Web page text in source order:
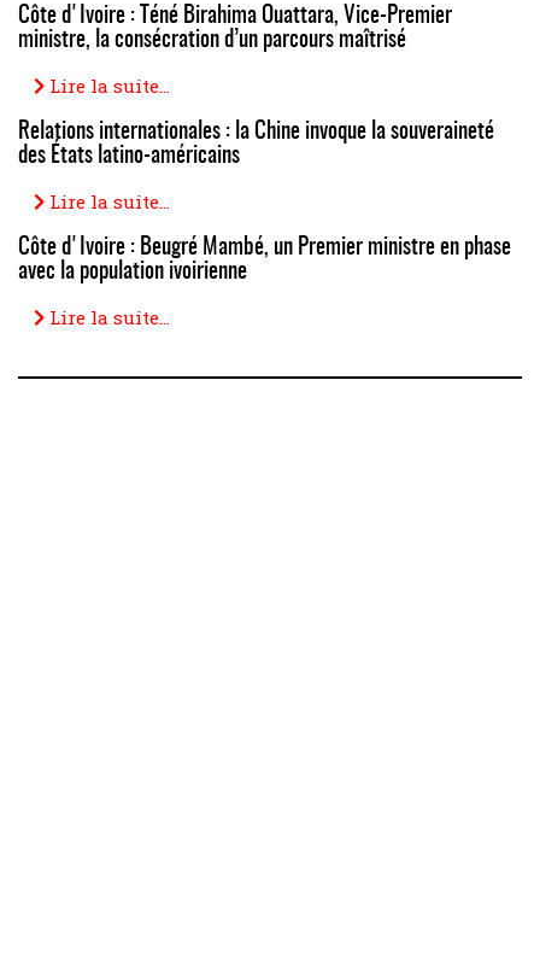
Côte d'Ivoire : Téné Birahima Ouattara, Vice-Premier
ministre, la consécration d’un parcours maîtrisé
Lire la suite...
Relations internationales : la Chine invoque la souveraineté
des États latino-américains
Lire la suite...
Côte d'Ivoire : Beugré Mambé, un Premier ministre en phase
avec la population ivoirienne
Lire la suite...